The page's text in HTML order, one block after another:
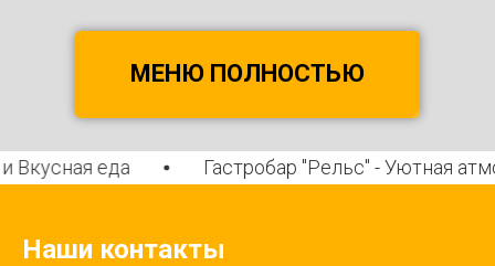
МЕНЮ ПОЛНОСТЬЮ
еда Гастробар "Рельс" - Уютная
Наши контакты